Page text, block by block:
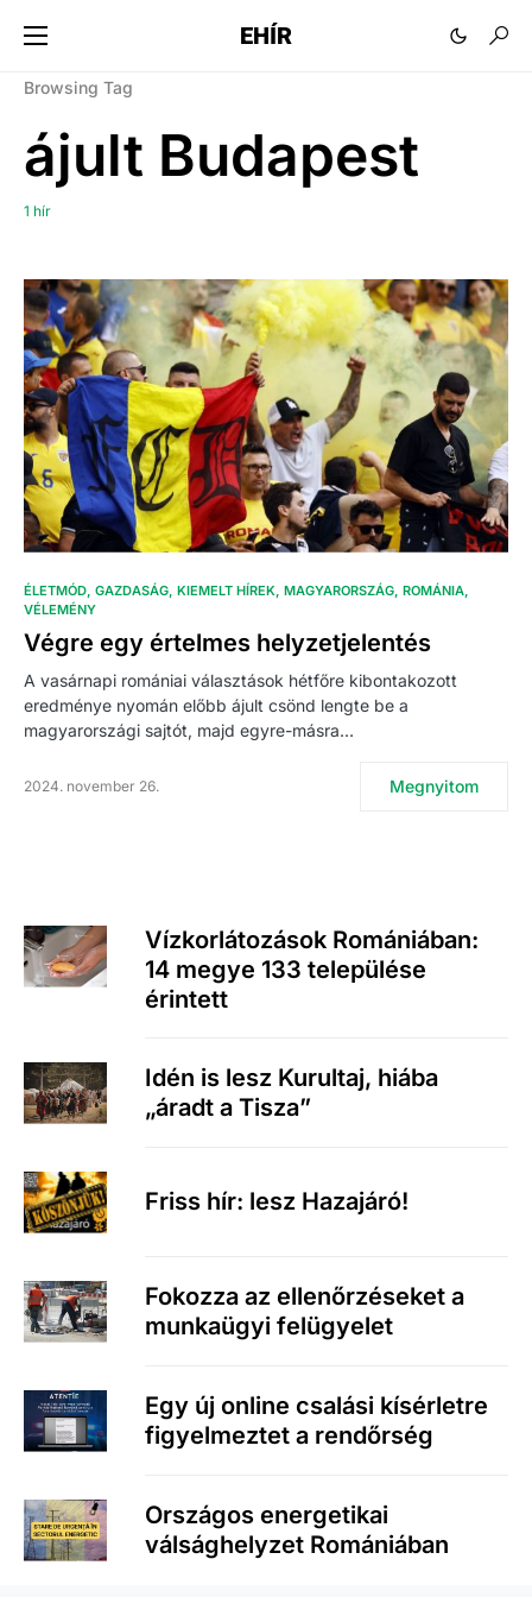
EHÍR
Browsing Tag
ájult Budapest
1 hír
ÉLETMÓD GAZDASÁG KIEMELT HÍREK MAGYARORSZÁG ROMÁNIA
VÉLEMÉNY
Végre egy értelmes helyzetjelentés
A vasárnapi romániai választások hétfőre kibontakozott
eredménye nyomán előbb ájult csönd lengte be a
magyarországi sajtót, majd egyre-másra…
2024. november 26. Megnyitom
Vízkorlátozások Romániában:
14 megye 133 települése
érintett
Idén is lesz Kurultaj, hiába
„áradt a Tisza”
Friss hír: lesz Hazajáró!
Fokozza az ellenőrzéseket a
munkaügyi felügyelet
Egy új online csalási kísérletre
figyelmeztet a rendőrség
Országos energetikai
válsághelyzet Romániában